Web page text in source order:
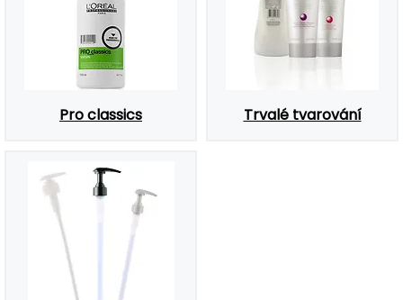
Pro classics Trvalé tvarování